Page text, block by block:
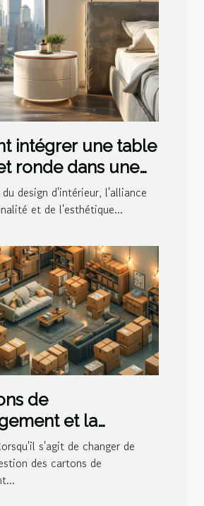
intégrer une table
ronde dans une
moderne
design d'intérieur, l'alliance
et de l'esthétique...
de
et la
l'espace dans le
s'agit de changer de
des cartons de